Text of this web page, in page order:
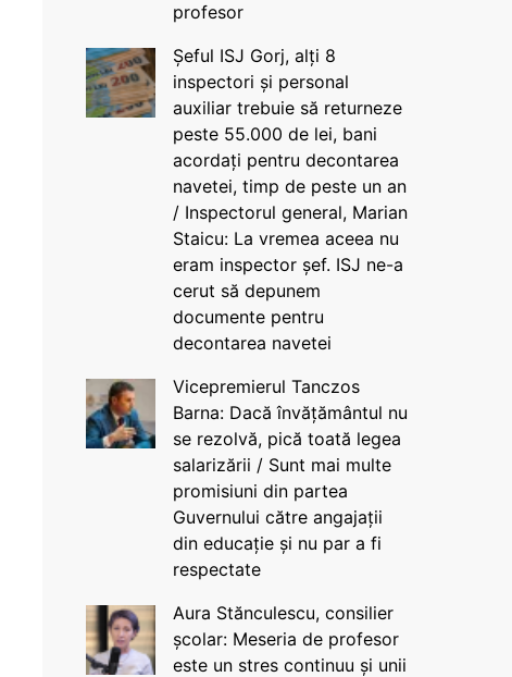
profesor
Șeful ISJ Gorj, alți 8
inspectori și personal
auxiliar trebuie să returneze
peste 55.000 de lei, bani
acordați pentru decontarea
navetei, timp de peste un an
/ Inspectorul general, Marian
Staicu: La vremea aceea nu
eram inspector șef. ISJ ne-a
cerut să depunem
documente pentru
decontarea navetei
Vicepremierul Tanczos
Barna: Dacă învățământul nu
se rezolvă, pică toată legea
salarizării / Sunt mai multe
promisiuni din partea
Guvernului către angajații
din educație și nu par a fi
respectate
Aura Stănculescu, consilier
școlar: Meseria de profesor
este un stres continuu și unii